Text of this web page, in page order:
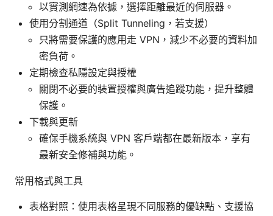
以實測網速為依據，選擇距離最近的伺服器。
使用分割通道（Split Tunneling，若支援）
只將需要保護的應用走 VPN，減少不必要的資料加
密負荷。
定期檢查私隱設定與授權
關閉不必要的裝置授權與廣告追蹤功能，提升整體
保護。
下載與更新
確保手機系統與 VPN 客戶端都在最新版本，享有
最新安全修補與功能。
常用格式與工具
表格對照：使用表格呈現不同服務的優缺點、支援協